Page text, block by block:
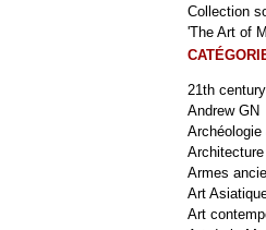
Collection
'The Art of
21th
Andrew GN
Armes
Art
Art